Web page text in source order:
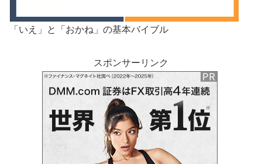
「いえ」と「おかね」の基本バイブル
スポンサーリンク